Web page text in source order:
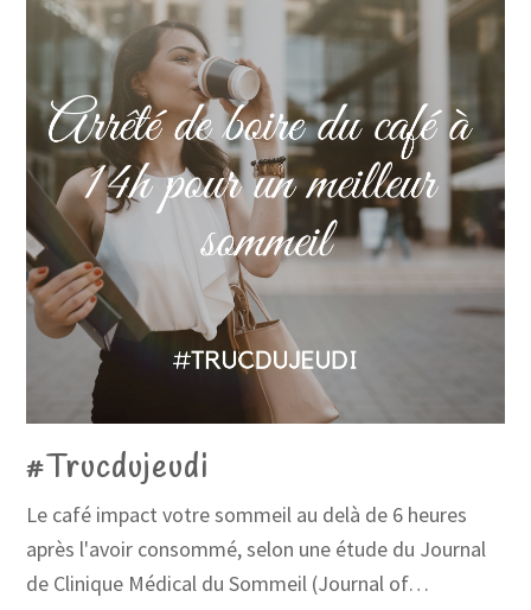
#Trucdujeudi
Le café impact votre sommeil au delà de 6 heures
après l'avoir consommé, selon une étude du Journal
de Clinique Médical du Sommeil (Journal of…